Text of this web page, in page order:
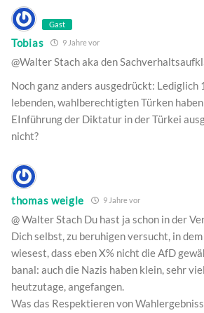
Gast
Tobias 9 Jahre vor
@Walter Stach aka den
Noch ganz anders ausgedrückt: Lediglich
lebenden, wahlberechtigten Türken
EInführung der Diktatur in der Türkei
nicht?
thomas weigle 9 Jahre vor
@ Walter Stach Du hast ja schon in der
Dich selbst, zu beruhigen versucht, in
wiesest, dass eben X% nicht die AfD
banal: auch die Nazis haben klein, sehr
heutzutage, angefangen.
Was das Respektieren von